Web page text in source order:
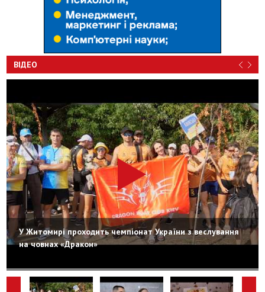
ВІДЕО
У Житомирі проходить чемпіонат України з веслування
на човнах «Дракон»